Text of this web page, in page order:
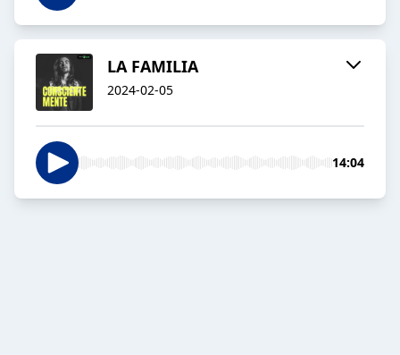
LA FAMILIA
2024-02-05
14:04